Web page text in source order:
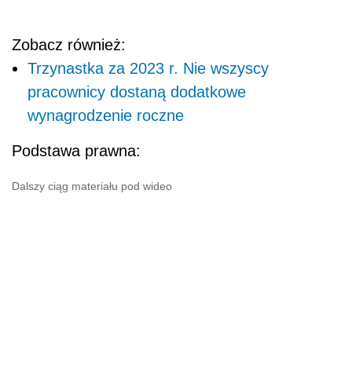
Zobacz również:
Trzynastka za 2023 r. Nie wszyscy
pracownicy dostaną dodatkowe
wynagrodzenie roczne
Podstawa prawna:
Dalszy ciąg materiału pod wideo